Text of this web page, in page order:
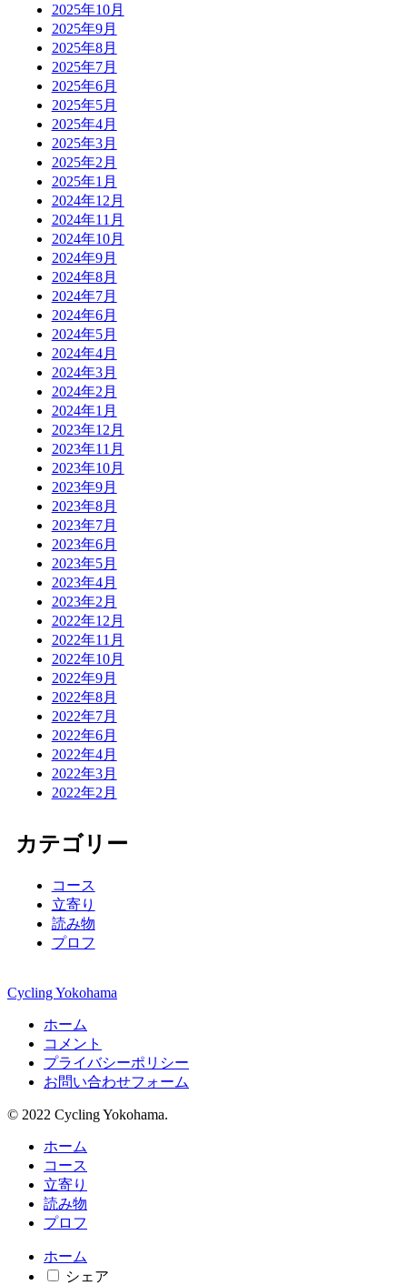
2025年10月
2025年9月
2025年8月
2025年7月
2025年6月
2025年5月
2025年4月
2025年3月
2025年2月
2025年1月
2024年12月
2024年11月
2024年10月
2024年9月
2024年8月
2024年7月
2024年6月
2024年5月
2024年4月
2024年3月
2024年2月
2024年1月
2023年12月
2023年11月
2023年10月
2023年9月
2023年8月
2023年7月
2023年6月
2023年5月
2023年4月
2023年2月
2022年12月
2022年11月
2022年10月
2022年9月
2022年8月
2022年7月
2022年6月
2022年4月
2022年3月
2022年2月
カテゴリー
コース
立寄り
読み物
プロフ
Cycling Yokohama
ホーム
コメント
プライバシーポリシー
お問い合わせフォーム
© 2022 Cycling Yokohama.
ホーム
コース
立寄り
読み物
プロフ
ホーム
シェア